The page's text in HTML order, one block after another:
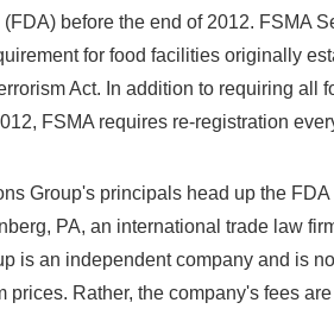
before the end of 2012. FSMA
for food facilities originally
Act. In addition to requiring all
FSMA requires re-registration
Group's principals head up the FDA
PA, an international trade law
is an independent company and is
prices. Rather, the company's fees